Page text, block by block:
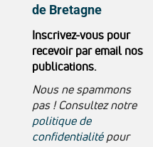
de Bretagne
Inscrivez-vous pour
recevoir par email nos
publications.
Nous ne spammons
pas ! Consultez notre
politique de
confidentialitépour